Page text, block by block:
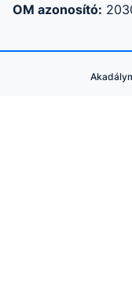
OM azonosító: